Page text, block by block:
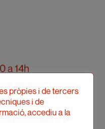
a 14h
pròpies i de tercers
i de
accediu a la